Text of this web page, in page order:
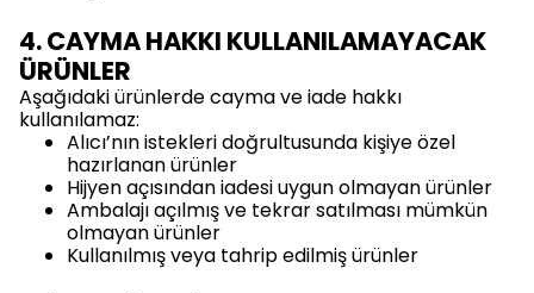
4. CAYMA HAKKI KULLANILAMAYACAK
ÜRÜNLER
Aşağıdaki ürünlerde cayma ve iade hakkı
kullanılamaz:
Alıcı’nın istekleri doğrultusunda kişiye özel
hazırlanan ürünler
Hijyen açısından iadesi uygun olmayan ürünler
Ambalajı açılmış ve tekrar satılması mümkün
olmayan ürünler
Kullanılmış veya tahrip edilmiş ürünler